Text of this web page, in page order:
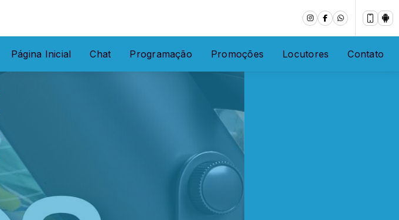
Página Inicial Chat Programação Promoções Locutores Contato